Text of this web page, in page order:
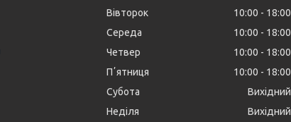
Вівторок
10:00
18:00
Середа
10:00
18:00
Четвер
10:00
18:00
Пʼятниця
10:00
18:00
Субота
Вихідний
Неділя
Вихідний